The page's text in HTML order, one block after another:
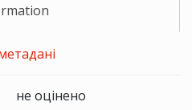
не оцінено